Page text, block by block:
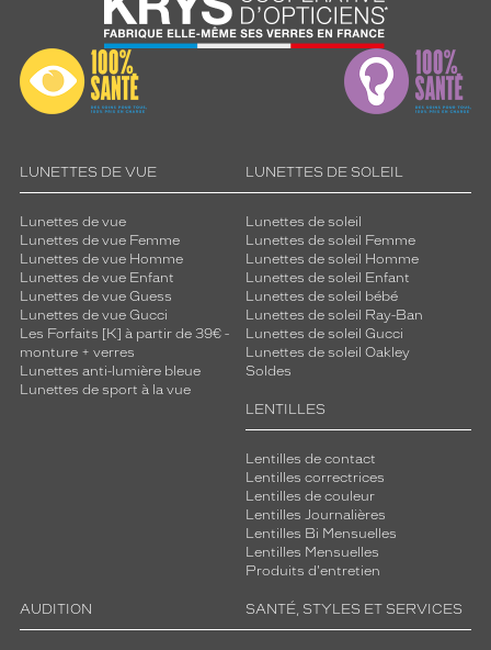
LUNETTES DE VUE
Lunettes de vue
Lunettes de vue Femme
Lunettes de vue Homme
Lunettes de vue Enfant
Lunettes de vue Guess
Lunettes de vue Gucci
Les Forfaits [K] à partir de 39€ -
monture + verres
Lunettes anti-lumière bleue
Lunettes de sport à la vue
LUNETTES DE SOLEIL
Lunettes de soleil
Lunettes de soleil Femme
Lunettes de soleil Homme
Lunettes de soleil Enfant
Lunettes de soleil bébé
Lunettes de soleil Ray-Ban
Lunettes de soleil Gucci
Lunettes de soleil Oakley
Soldes
LENTILLES
Lentilles de contact
Lentilles correctrices
Lentilles de couleur
Lentilles Journalières
Lentilles Bi Mensuelles
Lentilles Mensuelles
Produits d'entretien
AUDITION SANTÉ, STYLES ET SERVICES